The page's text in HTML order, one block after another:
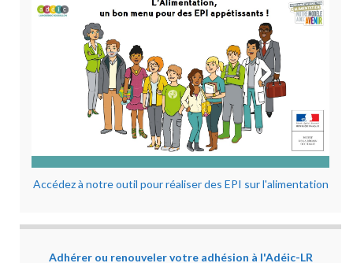
Accédez à notre outil pour réaliser des EPI sur l'alimentation
Adhérer ou renouveler votre adhésion à l'Adéic-LR